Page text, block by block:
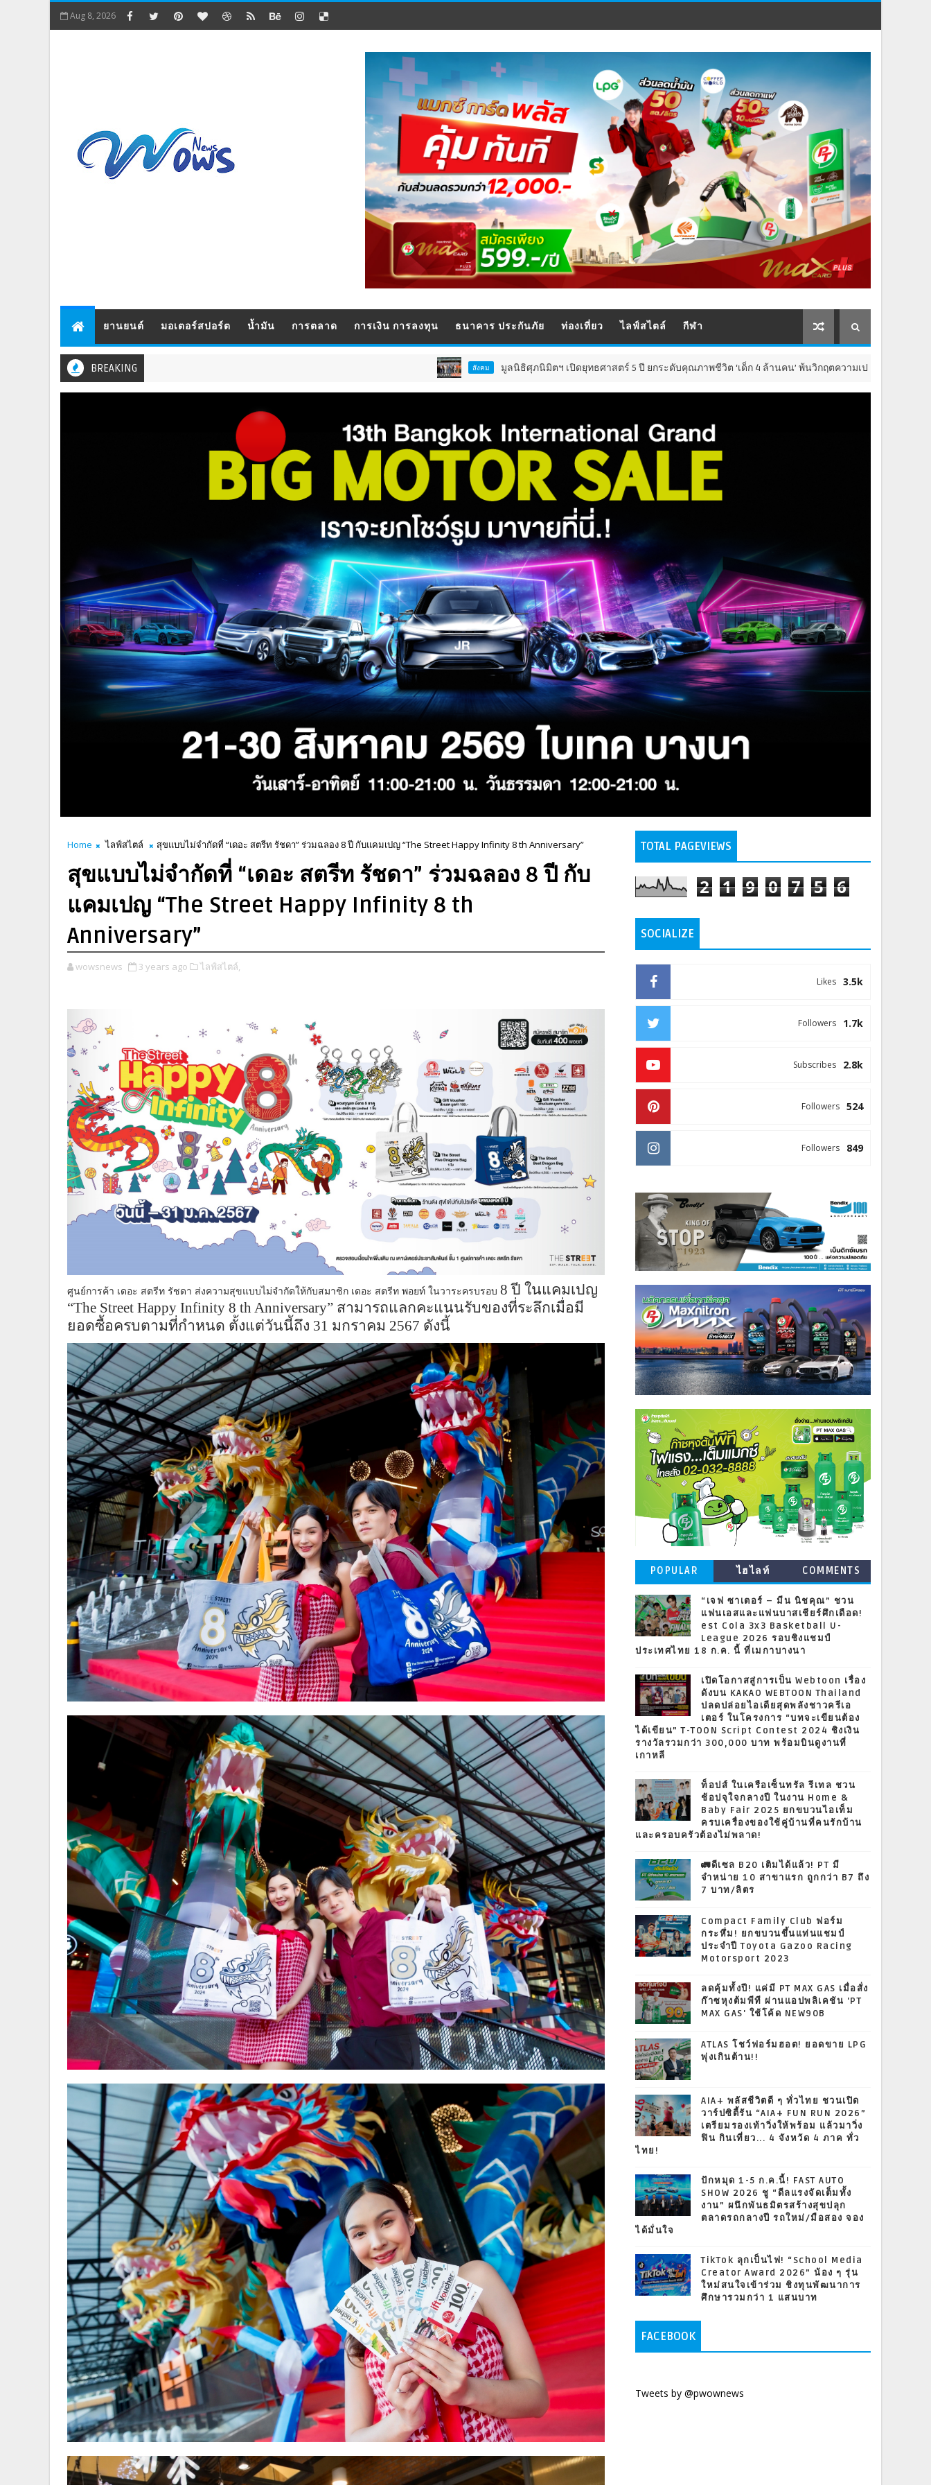
Aug 8, 2026
ยานยนต์ มอเตอร์สปอร์ต น้ำมัน การตลาด การเงิน การลงทุน ธนาคาร ประกันภัย ท่องเที่ยว ไลฟ์สไตล์ กีฬา
BREAKING มูลนิธิศุภนิมิตฯ เปิดยุทธศาสตร์ 5 ปี ยกระดับคุณภาพชีวิต ‘เด็ก 4 ล้านคน’ พ้นวิกฤตความเปราะบาง อัปเกรดการศึกษา-สุข
Home ไลฟ์สไตล์ สุขแบบไม่จำกัดที่ “เดอะ สตรีท รัชดา” ร่วมฉลอง 8 ปี กับแคมเปญ “The Street Happy Infinity 8 th Anniversary”
สุขแบบไม่จำกัดที่ “เดอะ สตรีท รัชดา” ร่วมฉลอง 8 ปี กับ
แคมเปญ “The Street Happy Infinity 8 th
Anniversary”
wowsnews 3 years ago ไลฟ์สไตล์,
ศูนย์การค้า เดอะ สตรีท รัชดา ส่งความสุขแบบไม่จำกัดให้กับสมาชิก เดอะ สตรีท พอยท์ ในวาระครบรอบ 8 ปี ในแคมเปญ
“The Street Happy Infinity 8 th Anniversary” สามารถแลกคะแนนรับของที่ระลึกเมื่อมี
ยอดซื้อครบตามที่กำหนด ตั้งแต่วันนี้ถึง 31 มกราคม 2567 ดังนี้
TOTAL PAGEVIEWS
2 1 9 0 7 5 6
SOCIALIZE
3.5k
Likes
1.7k
Followers
2.8k
Subscribes
524
Followers
849
Followers
POPULAR ไฮไลท์ COMMENTS
“เจฟ ซาเตอร์ – มีน นิชคุณ” ชวน
แฟนเอสและแฟนบาสเชียร์ศึกเดือด!
est Cola 3x3 Basketball U-
League 2026 รอบชิงแชมป์
ประเทศไทย 18 ก.ค. นี้ ที่เมกาบางนา
เปิดโอกาสสู่การเป็น Webtoon เรื่อง
ดังบน KAKAO WEBTOON Thailand
ปลดปล่อยไอเดียสุดพลังชาวครีเอ
เตอร์ ในโครงการ “บทจะเขียนต้อง
ได้เขียน” T-TOON Script Contest 2024 ชิงเงิน
รางวัลรวมกว่า 300,000 บาท พร้อมบินดูงานที่
เกาหลี
ท็อปส์ ในเครือเซ็นทรัล รีเทล ชวน
ช้อปจุใจกลางปี ในงาน Home &
Baby Fair 2025 ยกขบวนไอเท็ม
ครบเครื่องของใช้คู่บ้านที่คนรักบ้าน
และครอบครัวต้องไม่พลาด!
🚛ดีเซล B20 เติมได้แล้ว! PT มี
จำหน่าย 10 สาขาแรก ถูกกว่า B7 ถึง
7 บาท/ลิตร
Compact Family Club ฟอร์ม
กระหึ่ม! ยกขบวนขึ้นแท่นแชมป์
ประจำปี Toyota Gazoo Racing
Motorsport 2023
ลดคุ้มทั้งปี! แค่มี PT MAX GAS เมื่อสั่ง
ก๊าซหุงต้มพีที ผ่านแอปพลิเคชัน 'PT
MAX GAS' ใช้โค้ด NEW90B
ATLAS โชว์ฟอร์มฮอต! ยอดขาย LPG
พุ่งเกินต้าน!!
AIA+ พลัสชีวิตดี ๆ ทั่วไทย ชวนเปิด
วาร์ปซิตี้รัน “AIA+ FUN RUN 2026”
เตรียมรองเท้าวิ่งให้พร้อม แล้วมาวิ่ง
ฟิน กินเที่ยว... 4 จังหวัด 4 ภาค ทั่ว
ไทย!
ปักหมุด 1-5 ก.ค.นี้! FAST AUTO
SHOW 2026 ชู “ดีลแรงจัดเต็มทั้ง
งาน” ผนึกพันธมิตรสร้างสุขปลุก
ตลาดรถกลางปี รถใหม่/มือสอง จอง
ได้มั่นใจ
TikTok ลุกเป็นไฟ! “School Media
Creator Award 2026” น้อง ๆ รุ่น
ใหม่สนใจเข้าร่วม ชิงทุนพัฒนาการ
ศึกษารวมกว่า 1 แสนบาท
FACEBOOK
Tweets by @pwownews